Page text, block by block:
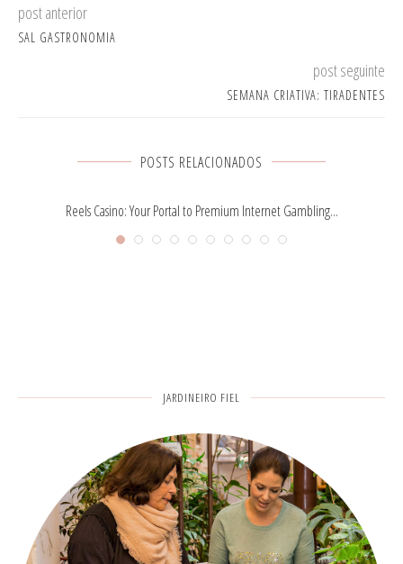
post anterior
SAL GASTRONOMIA
post seguinte
SEMANA CRIATIVA: TIRADENTES
POSTS RELACIONADOS
Reels Casino: Your Portal to Premium Internet Gambling...
JARDINEIRO FIEL